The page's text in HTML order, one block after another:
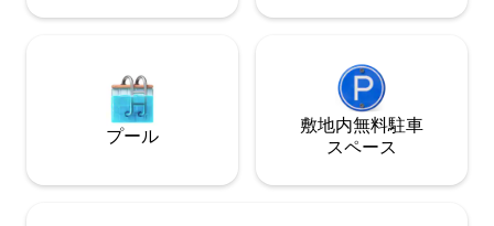
プール
敷地内無料駐⁠車
ス⁠ペ⁠ー⁠ス